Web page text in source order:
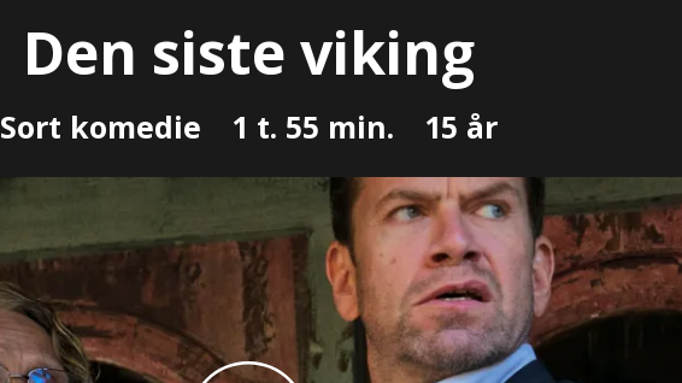
Den siste viking
Sort komedie 1 t. 55 min. 15 år